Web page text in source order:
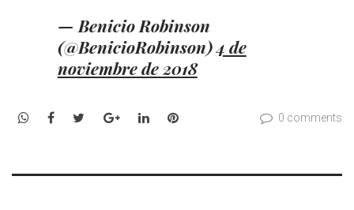
— Benicio Robinson
(@BenicioRobinson)4 de
noviembre de 2018
WhatsApp
Facebook
TwitterGoogle+LinkedInPinterest 0 comments